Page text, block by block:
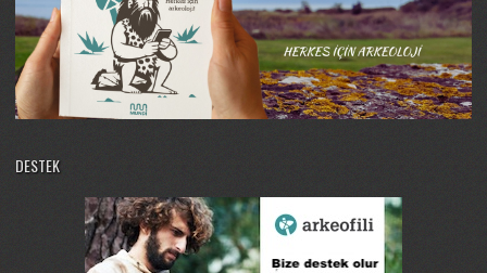
DESTEK